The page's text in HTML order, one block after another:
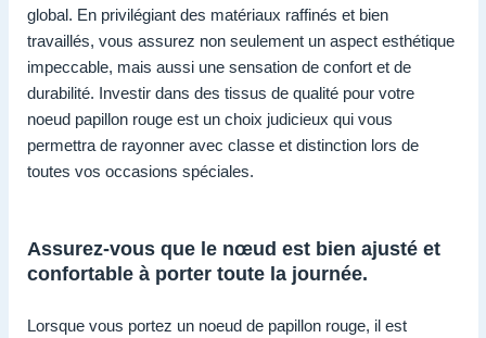
global. En privilégiant des matériaux raffinés et bien
travaillés, vous assurez non seulement un aspect esthétique
impeccable, mais aussi une sensation de confort et de
durabilité. Investir dans des tissus de qualité pour votre
noeud papillon rouge est un choix judicieux qui vous
permettra de rayonner avec classe et distinction lors de
toutes vos occasions spéciales.
Assurez-vous que le nœud est bien ajusté et
confortable à porter toute la journée.
Lorsque vous portez un noeud de papillon rouge, il est